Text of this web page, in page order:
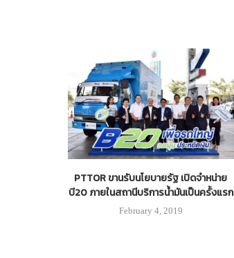
PTTOR ขานรับนโยบายรัฐ เปิดจำหน่าย
บี20 ภายในสถานีบริการน้ำมันเป็นครั้งแรก
February 4, 2019